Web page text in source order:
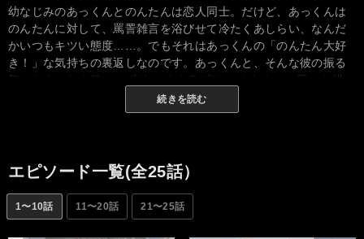
幼なじみのあっくんとのんたんは恋人同士。だけど、あっくんは
のんたんに対して、罵詈雑言を浴びせて冷たくあしらい、なんだ
かいつもキツい態度……。でもそれはあっくんの「のんたん大好
き！」な気持ちの裏返しなのです。あっくんと、そんな彼の振る
舞いをまったく気にせず“あっくんラブ”なのんたんとの日々を描
く、学園青春ラブコメディ。続きを読む
エピソード一覧(全25話）
1〜10話 11〜20話 21〜25話